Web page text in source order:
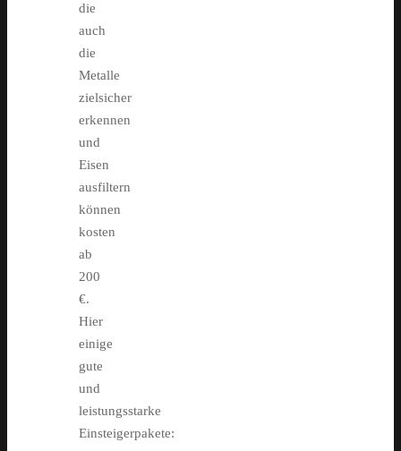
die
auch
die
Metalle
zielsicher
erkennen
und
Eisen
ausfiltern
können
kosten
ab
200
€.
Hier
einige
gute
und
leistungsstarke
Einsteigerpakete: